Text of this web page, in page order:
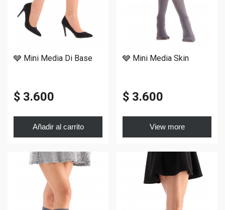
🩶 Mini Media Di Base
$ 3.600
Añadir al carrito
🩶 Mini Media Skin
$ 3.600
View more